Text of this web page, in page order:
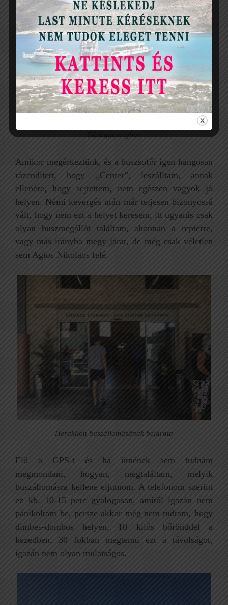
Cicák Agios Nikolaosban is voltak, csak úgy, mint egész
Amikor megérkeztünk, és a buszsofőr igen hangosan
rázendített, hogy „Center”, leszálltam, annak
ellenére, hogy sejtettem, nem egészen vagyok jó
helyen. Némi kevergés után már teljesen bizonyossá
vált, hogy nem ezt a helyet keresem, itt ugyanis csak
olyan buszmegállót találtam, ahonnan a reptérre,
vagy más irányba megy járat, de még csak véletlen
sem Agios Nikolaos felé.
Heraklion buszállomásának bejárata
Elő a GPS-t és ha ütnének sem tudnám
megmondani, hogyan, megtaláltam, melyik
buszállomásra kellene eljutnom. A telefonom szerint
ez kb. 10-15 perc gyalogosan, amitől igazán nem
pánikoltam be, persze akkor még nem tudtam, hogy
dimbes-dombos helyen, 10 kilós bőrönddel a
kezedben, 30 fokban megtenni ezt a távolságot,
igazán nem olyan mulatságos.